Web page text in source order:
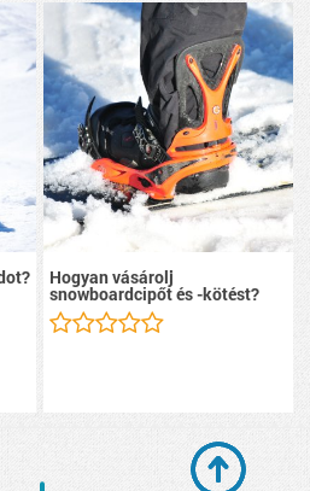
Hogyan vásárolj
snowboardcipőt és -kötést?